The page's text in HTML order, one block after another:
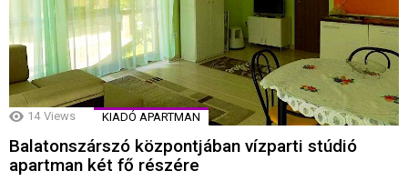
14 Views KIADÓ APARTMAN
Balatonszárszó központjában vízparti stúdió
apartman két fő részére